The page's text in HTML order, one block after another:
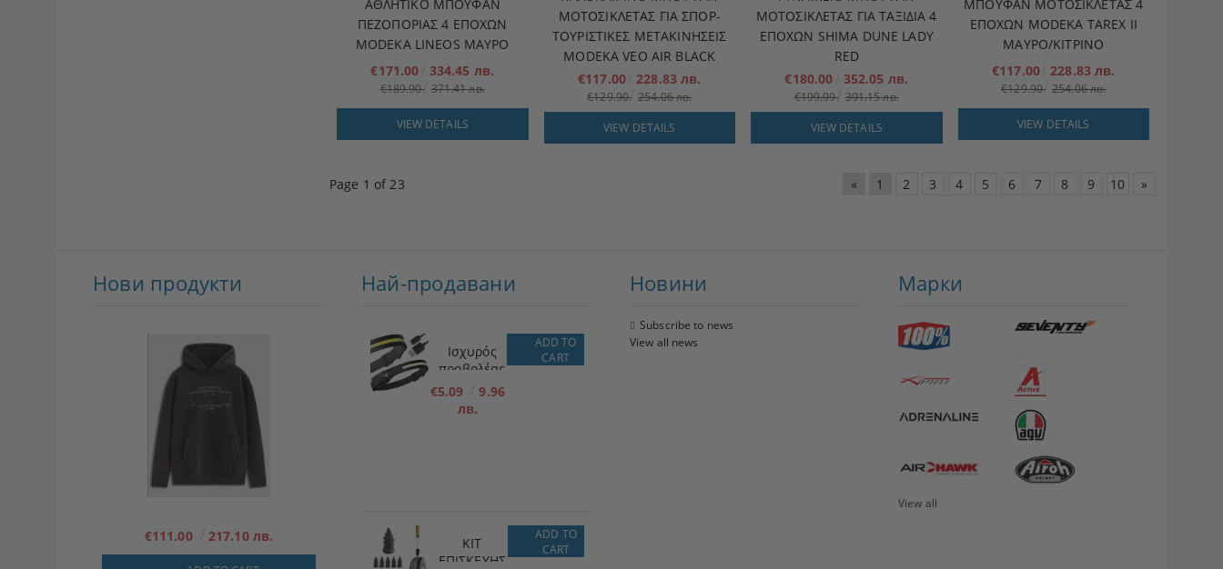
ΑΘΛΗΤΙΚΌ ΜΠΟΥΦΆΝ
ΠΕΖΟΠΟΡΊΑΣ 4 ΕΠΟΧΏΝ
MODEKA LINEOS ΜΑΎΡΟ
€171.00
334.45 лв.
€189.90 371.41 лв.
VIEW DETAILS
ΜΟΤΟΣΙΚΛΈΤΑΣ ΓΙΑ ΣΠΟΡ-
ΤΟΥΡΙΣΤΙΚΈΣ ΜΕΤΑΚΙΝΉΣΕΙΣ
MODEKA VEO AIR BLACK
€117.00 228.83 лв.
€129.90 254.06 лв.
VIEW DETAILS
ΜΟΤΟΣΙΚΛΈΤΑΣ ΓΙΑ ΤΑΞΊΔΙΑ 4
ΕΠΟΧΏΝ SHIMA DUNE LADY
RED
€180.00
352.05 лв.
€199.99 391.15 лв.
VIEW DETAILS
ΜΠΟΥΦΆΝ ΜΟΤΟΣΙΚΛΈΤΑΣ 4
ΕΠΟΧΏΝ MODEKA TAREX II
ΜΑΎΡΟ/ΚΊΤΡΙΝΟ
€117.00 228.83 лв.
€129.90 254.06 лв.
VIEW DETAILS
Page 1 of 23 « 1 2 3 4 5 6 7 8 9 10 »
Нови продукти
€111.00 217.10 лв.
Най-продавани
Ισχυρός
προβολέας
LED + φακός
€5.09
9.96
лв.
ADD TO
CART
ΚΙΤ
ΕΠΙΣΚΕΥΗΣ
ADD TO
CART
Новини
Subscribe to news
View all news
Марки
View all